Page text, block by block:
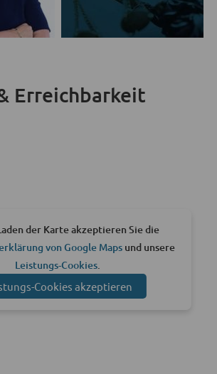
Erreichbarkeit
der Karte akzeptieren Sie die
von Google Mapsund unsere
Leistungs-Cookies
Cookies akzeptieren